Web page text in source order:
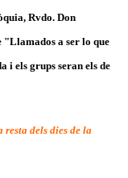
Rvdo. Don
a ser lo que
i els grups seran els de
dels dies de la